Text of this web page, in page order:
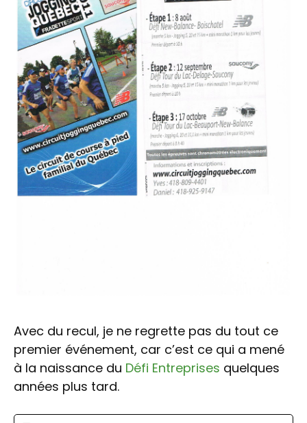
Avec du recul, je ne regrette pas du tout ce
premier événement, car c’est ce qui a mené
à la naissance du Défi Entreprises quelques
années plus tard.